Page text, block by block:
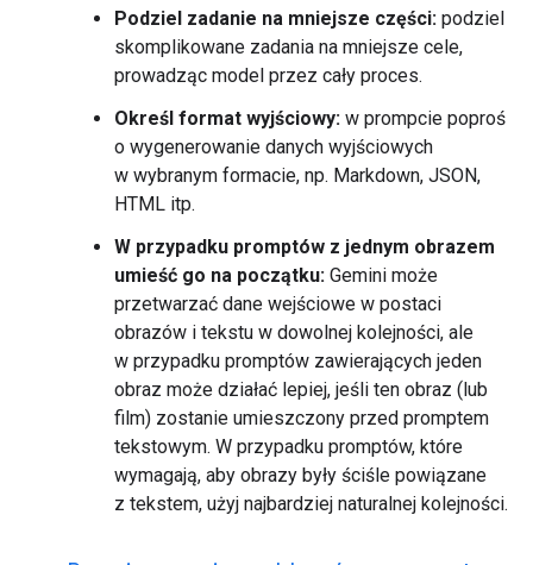
Podziel zadanie na mniejsze części: podziel
skomplikowane zadania na mniejsze cele,
prowadząc model przez cały proces.
Określ format wyjściowy: w prompcie poproś
o wygenerowanie danych wyjściowych
w wybranym formacie, np. Markdown, JSON,
HTML itp.
W przypadku promptów z jednym obrazem
umieść go na początku: Gemini może
przetwarzać dane wejściowe w postaci
obrazów i tekstu w dowolnej kolejności, ale
w przypadku promptów zawierających jeden
obraz może działać lepiej, jeśli ten obraz (lub
film) zostanie umieszczony przed promptem
tekstowym. W przypadku promptów, które
wymagają, aby obrazy były ściśle powiązane
z tekstem, użyj najbardziej naturalnej kolejności.